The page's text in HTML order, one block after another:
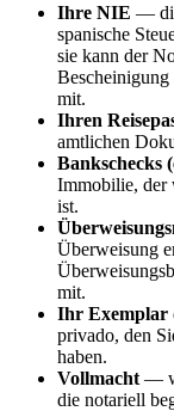
Ihre NIE —
spanische
sie kann der
Bescheinigung
mit.
Ihren
amtlichen
Bankschecks
Immobilie, der
ist.
Überweisung
mit.
Ihr Exemplar
privado, den
haben.
Vollmacht —
die notariell